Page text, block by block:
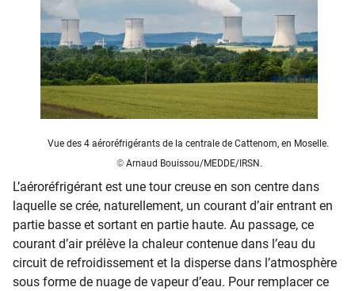
Vue des 4 aéroréfrigérants de la centrale de Cattenom, en Moselle.
© Arnaud Bouissou/MEDDE/IRSN.
L’aéroréfrigérant est une tour creuse en son centre dans
laquelle se crée, naturellement, un courant d’air entrant en
partie basse et sortant en partie haute. Au passage, ce
courant d’air prélève la chaleur contenue dans l’eau du
circuit de refroidissement et la disperse dans l’atmosphère
sous forme de nuage de vapeur d’eau. Pour remplacer ce